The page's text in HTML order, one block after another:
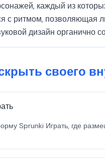
каждый из
с ритмом,
дизайн органично
своего
Sprunki Играть, где